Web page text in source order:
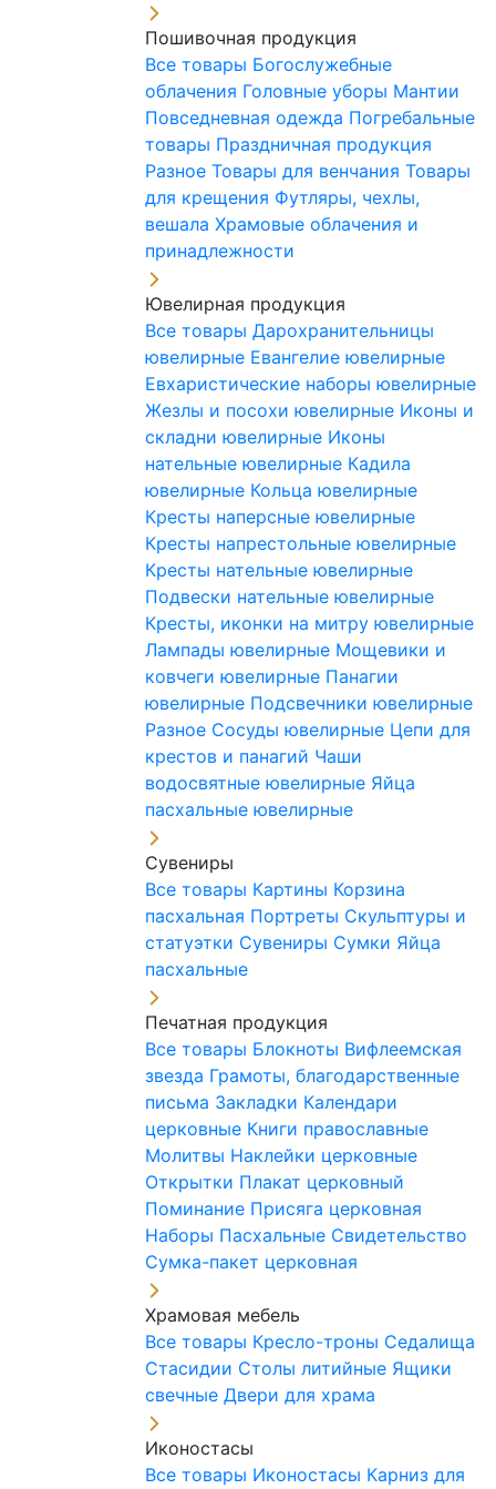
Пошивочная продукция
Все товары Богослужебные
облачения Головные уборы Мантии
Повседневная одежда Погребальные
товары Праздничная продукция
Разное Товары для венчания Товары
для крещения Футляры, чехлы,
вешала Храмовые облачения и
принадлежности
Ювелирная продукция
Все товары Дарохранительницы
ювелирные Евангелие ювелирные
Евхаристические наборы ювелирные
Жезлы и посохи ювелирные Иконы и
складни ювелирные Иконы
нательные ювелирные Кадила
ювелирные Кольца ювелирные
Кресты наперсные ювелирные
Кресты напрестольные ювелирные
Кресты нательные ювелирные
Подвески нательные ювелирные
Кресты, иконки на митру ювелирные
Лампады ювелирные Мощевики и
ковчеги ювелирные Панагии
ювелирные Подсвечники ювелирные
Разное Сосуды ювелирные Цепи для
крестов и панагий Чаши
водосвятные ювелирные Яйца
пасхальные ювелирные
Сувениры
Все товары Картины Корзина
пасхальная Портреты Скульптуры и
статуэтки Сувениры Сумки Яйца
пасхальные
Печатная продукция
Все товары Блокноты Вифлеемская
звезда Грамоты, благодарственные
письма Закладки Календари
церковные Книги православные
Молитвы Наклейки церковные
Открытки Плакат церковный
Поминание Присяга церковная
Наборы Пасхальные Свидетельство
Сумка-пакет церковная
Храмовая мебель
Все товары Кресло-троны Седалища
Стасидии Столы литийные Ящики
свечные Двери для храма
Иконостасы
Все товары Иконостасы Карниз для